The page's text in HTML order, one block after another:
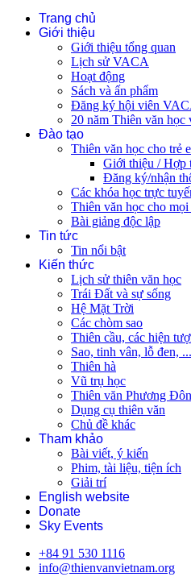
Trang chủ
Giới thiệu
Giới thiệu tổng quan
Lịch sử VACA
Hoạt động
Sách và ấn phẩm
Đăng ký hội viên
20 năm Thiên văn học
Đào tạo
Thiên văn học cho trẻ
Giới thiệu / Hợp
Đăng ký/nhận
Các khóa học trực
Thiên văn học cho
Bài giảng độc lập
Tin tức
Tin nổi bật
Kiến thức
Lịch sử thiên văn học
Trái Đất và sự sống
Hệ Mặt Trời
Các chòm sao
Thiên cầu, các hiện
Sao, tinh vân, lỗ đen, ...
Thiên hà
Vũ trụ học
Thiên văn Phương
Dụng cụ thiên văn
Chủ đề khác
Tham khảo
Bài viết, ý kiến
Phim, tài liệu, tiện ích
Giải trí
English website
Donate
Sky Events
+84 91 530 1116
info@thienvanvietnam.org